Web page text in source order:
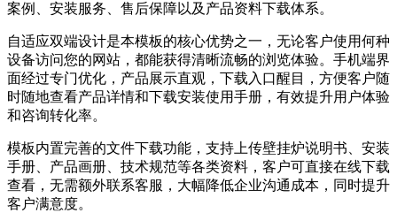
案例、安装服务、售后保障以及产品资料下载体系。
自适应双端设计是本模板的核心优势之一，无论客户使用何种
设备访问您的网站，都能获得清晰流畅的浏览体验。手机端界
面经过专门优化，产品展示直观，下载入口醒目，方便客户随
时随地查看产品详情和下载安装使用手册，有效提升用户体验
和咨询转化率。
模板内置完善的文件下载功能，支持上传壁挂炉说明书、安装
手册、产品画册、技术规范等各类资料，客户可直接在线下载
查看，无需额外联系客服，大幅降低企业沟通成本，同时提升
客户满意度。